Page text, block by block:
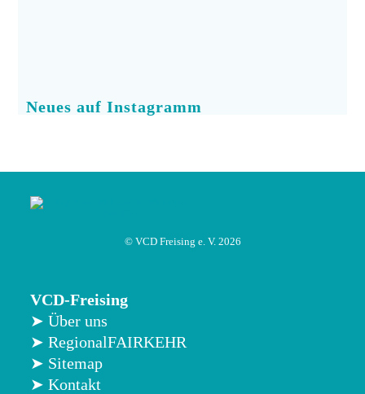
Neues auf Instagramm
© VCD Freising e. V. 2026
VCD-Freising
➤ Über uns
➤ RegionalFAIRKEHR
➤ Sitemap
➤ Kontakt